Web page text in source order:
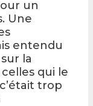
un
Une
entendu
la
qui le
trop